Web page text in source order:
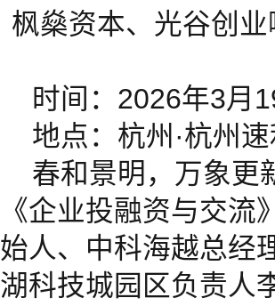
枫燊资本、光谷创
时间：2026年3月
地点：杭州·杭州
春和景明，万象更
《企业投融资与交
始人、中科海越总经
湖科技城园区负责人